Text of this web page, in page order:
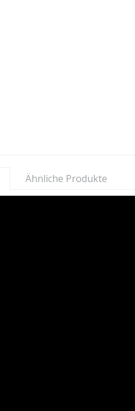
Ähnliche Produkte